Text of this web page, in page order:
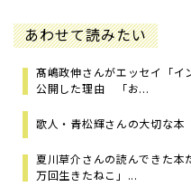
あわせて読みたい
髙嶋政伸さんがエッセイ「イ
公開した理由 「お...
歌人・青松輝さんの大切な
夏川草介さんの読んできた
万回生きたねこ」...